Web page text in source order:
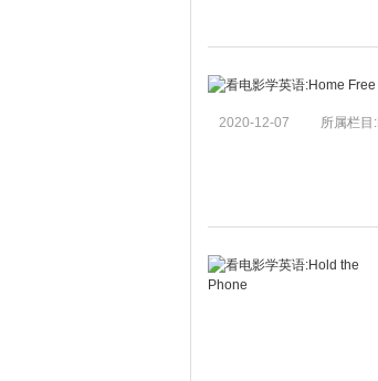
2020-12-07 所属栏目: